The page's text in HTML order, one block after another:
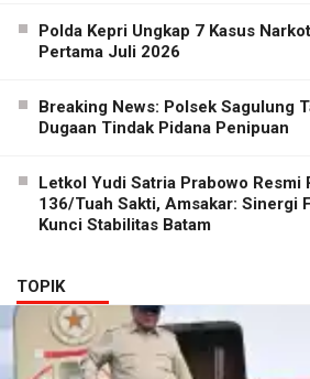
Polda Kepri Ungkap 7 Kasus
Pertama Juli 2026
Breaking News: Polsek Sagulung
Dugaan Tindak Pidana Penipuan
Letkol Yudi Satria Prabowo Resmi
136/Tuah Sakti, Amsakar: Sinergi
Kunci Stabilitas Batam
TOPIK